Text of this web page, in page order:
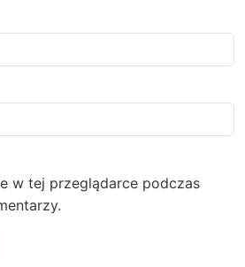
w tej przeglądarce podczas